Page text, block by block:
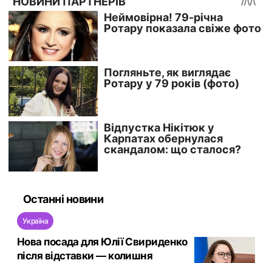
Останні новини
Україна
Нова посада для Юлії Свириденко
після відставки — колишня